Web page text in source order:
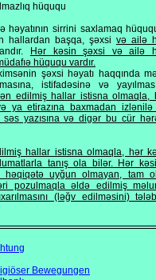
hüququ
həyatının sirrini saxlamaq
hallardan başqa, şəxsi və ailə
Hər kəsin şəxsi və ailə
hüququ vardır.
şəxsi həyatı haqqında
istifadəsinə və
edilmiş hallar istisna olmaqla,
ya etirazına baxmadan izlənilə
yazısına və digər bu cür
hallar istisna olmaqla, hər
tanış ola bilər. Нər
həqiqətə uyğun olmayan, tam
pozulmaqla əldə edilmiş
(ləğv edilməsini)
Bewegungen